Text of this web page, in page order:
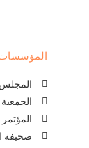
المؤسسات
المجلس
صحيفة